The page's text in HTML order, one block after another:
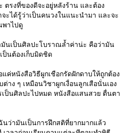
ตรงที่ของดีจะอยู่หลังร้าน และต้อง
ะได้รู้ว่าเป็นคนวงในแนะนำมา และจะ
พาไปดู
นเป็นศิลปะโบราณล้ำค่าน่ะ คือว่ามัน
ป็นต้องเก็บมิดชิด
ค่หนังสือวิธีผูกเชือกรัดฝักดาบให้ถูกต้อง
าง ๆ เหมือนวิชาผูกเงื่อนลูกเสือนั่นเอง
ป็นศิลปะไปหมด หนังสือแสนสวย ตื่นตา
นว่ามันเป็นการฝึกสติที่ยากมากแล้ว